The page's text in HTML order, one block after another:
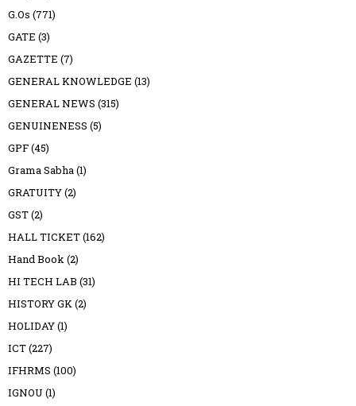
G.Os (771)
GATE (3)
GAZETTE (7)
GENERAL KNOWLEDGE (13)
GENERAL NEWS (315)
GENUINENESS (5)
GPF(45)
Grama Sabha(1)
GRATUITY(2)
GST(2)
HALL TICKET(162)
Hand Book(2)
HI TECH LAB (31)
HISTORY GK(2)
HOLIDAY(1)
ICT(227)
IFHRMS (100)
IGNOU (1)